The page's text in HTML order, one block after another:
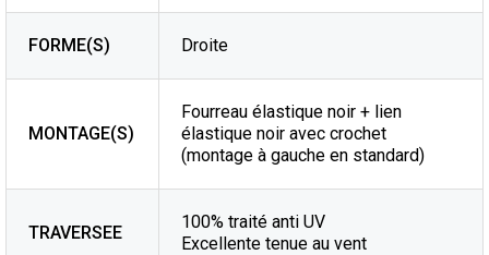
FORME(S) Droite
MONTAGE(S)
Fourreau élastique noir + lien
élastique noir avec crochet
(montage à gauche en standard)
TRAVERSEE
100% traité anti UV
Excellente tenue au vent